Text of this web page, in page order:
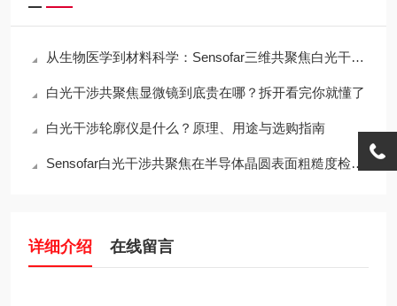
从生物医学到材料科学：Sensofar三维共聚焦白光干涉仪的跨领域应用传奇
白光干涉共聚焦显微镜到底贵在哪？拆开看完你就懂了
白光干涉轮廓仪是什么？原理、用途与选购指南
Sensofar白光干涉共聚焦在半导体晶圆表面粗糙度检测中的应用与行业标准对标
详细介绍 在线留言